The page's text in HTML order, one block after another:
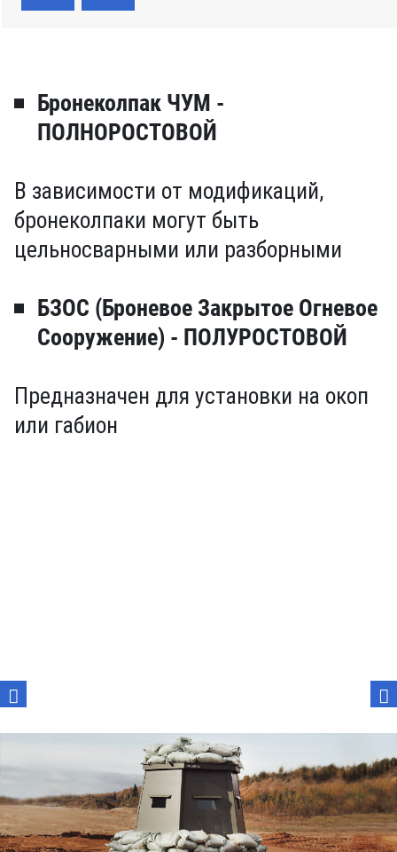
Бронеколпак ЧУМ -
ПОЛНОРОСТОВОЙ
В зависимости от модификаций,
бронеколпаки могут быть
цельносварными или разборными
БЗОС (Броневое Закрытое Огневое
Сооружение) - ПОЛУРОСТОВОЙ
Предназначен для установки на окоп
или габион